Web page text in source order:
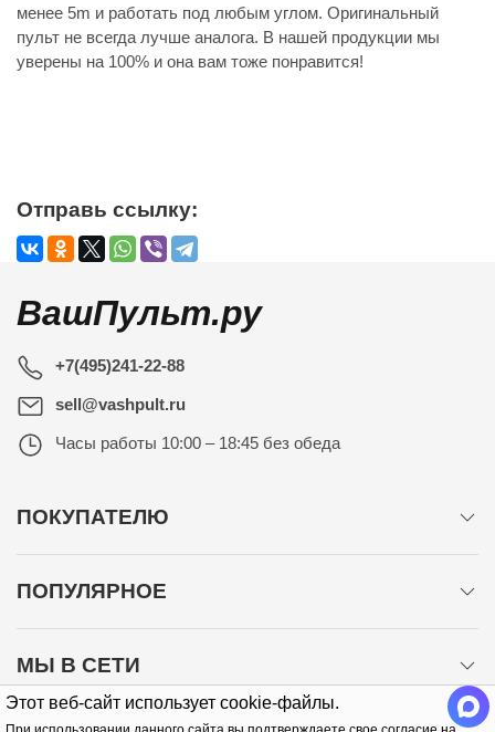
Этот веб-сайт использует cookie-файлы.
менее 5m и работать под любым углом. Оригинальный
пульт не всегда лучше аналога. В нашей продукции мы
уверены на 100% и она вам тоже понравится!
Отправь ссылку:
ВашПульт.ру
+7(495)241-22-88
sell@vashpult.ru
Часы работы 10:00 – 18:45 без обеда
ПОКУПАТЕЛЮ
ПОПУЛЯРНОЕ
МЫ В СЕТИ